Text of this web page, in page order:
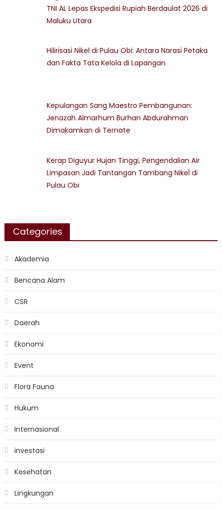
TNI AL Lepas Ekspedisi Rupiah Berdaulat 2026 di
Maluku Utara
Hilirisasi Nikel di Pulau Obi: Antara Narasi Petaka
dan Fakta Tata Kelola di Lapangan
Kepulangan Sang Maestro Pembangunan:
Jenazah Almarhum Burhan Abdurahman
Dimakamkan di Ternate
Kerap Diguyur Hujan Tinggi, Pengendalian Air
Limpasan Jadi Tantangan Tambang Nikel di
Pulau Obi
Categories
Akademia
Bencana Alam
CSR
Daerah
Ekonomi
Event
Flora Fauna
Hukum
Internasional
investasi
Kesehatan
Lingkungan